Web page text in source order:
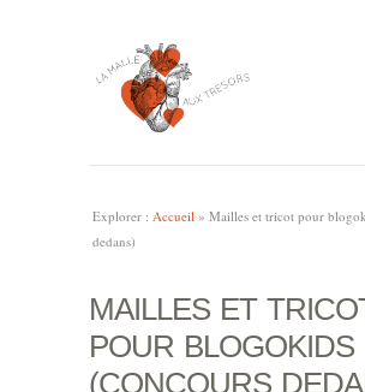
Explorer : Accueil » Mailles et tricot pour
dedans)
MAILLES ET
POUR BLOGOKIDS
(CONCOURS